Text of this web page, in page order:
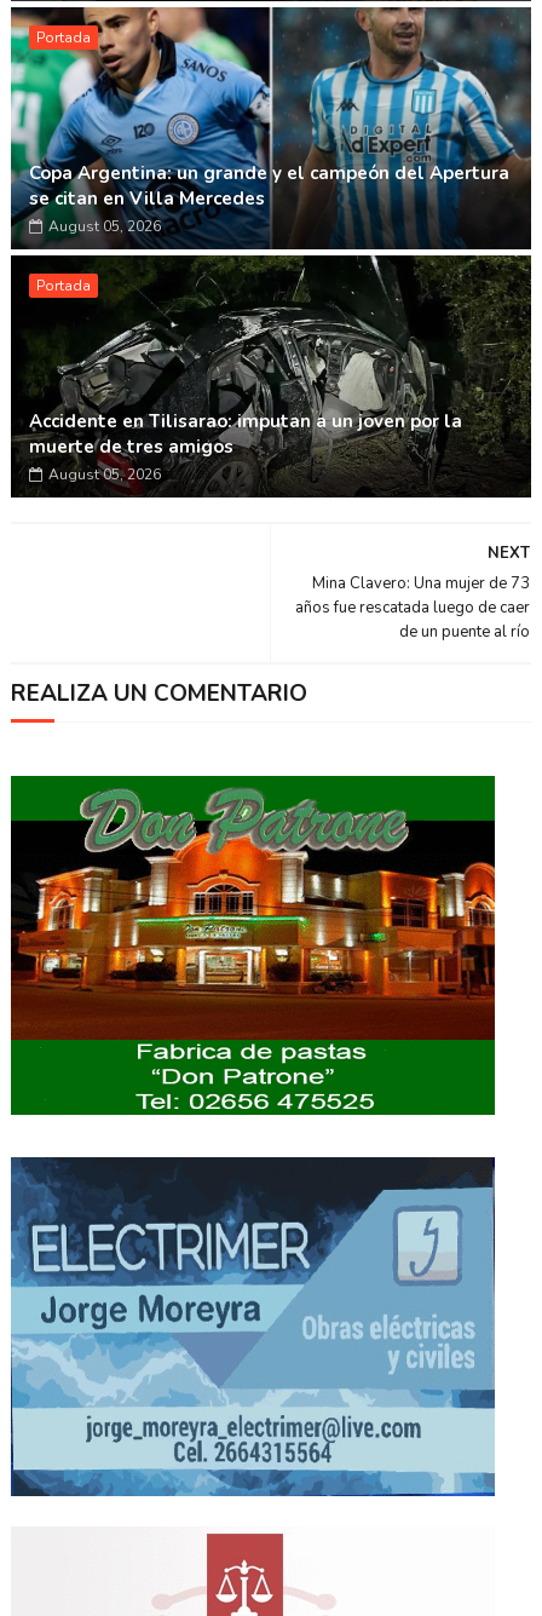
Portada
Copa Argentina: un grande y el campeón del Apertura
se citan en Villa Mercedes
August 05, 2026
Portada
Accidente en Tilisarao: imputan a un joven por la
muerte de tres amigos
August 05, 2026
NEXT
Mina Clavero: Una mujer de 73
años fue rescatada luego de caer
de un puente al río
REALIZA UN COMENTARIO